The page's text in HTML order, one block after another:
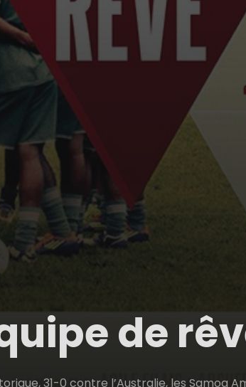
de
31-0 contre l’Australie, les Samoa